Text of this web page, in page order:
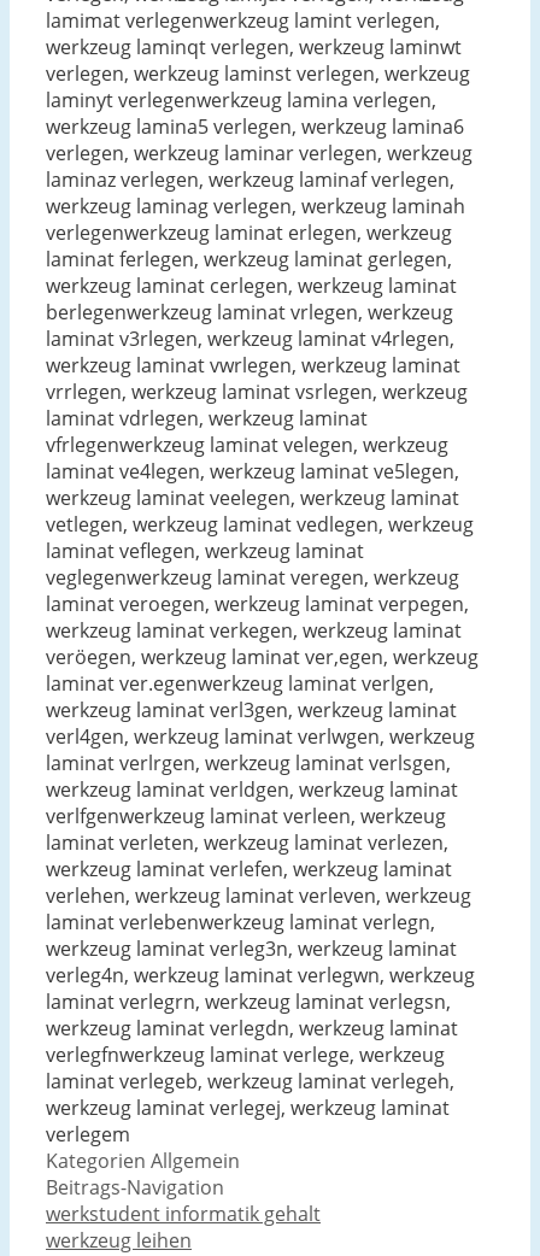
lamimat verlegenwerkzeug lamint verlegen,
werkzeug laminqt verlegen, werkzeug laminwt
verlegen, werkzeug laminst verlegen, werkzeug
laminyt verlegenwerkzeug lamina verlegen,
werkzeug lamina5 verlegen, werkzeug lamina6
verlegen, werkzeug laminar verlegen, werkzeug
laminaz verlegen, werkzeug laminaf verlegen,
werkzeug laminag verlegen, werkzeug laminah
verlegenwerkzeug laminat erlegen, werkzeug
laminat ferlegen, werkzeug laminat gerlegen,
werkzeug laminat cerlegen, werkzeug laminat
berlegenwerkzeug laminat vrlegen, werkzeug
laminat v3rlegen, werkzeug laminat v4rlegen,
werkzeug laminat vwrlegen, werkzeug laminat
vrrlegen, werkzeug laminat vsrlegen, werkzeug
laminat vdrlegen, werkzeug laminat
vfrlegenwerkzeug laminat velegen, werkzeug
laminat ve4legen, werkzeug laminat ve5legen,
werkzeug laminat veelegen, werkzeug laminat
vetlegen, werkzeug laminat vedlegen, werkzeug
laminat veflegen, werkzeug laminat
veglegenwerkzeug laminat veregen, werkzeug
laminat veroegen, werkzeug laminat verpegen,
werkzeug laminat verkegen, werkzeug laminat
veröegen, werkzeug laminat ver,egen, werkzeug
laminat ver.egenwerkzeug laminat verlgen,
werkzeug laminat verl3gen, werkzeug laminat
verl4gen, werkzeug laminat verlwgen, werkzeug
laminat verlrgen, werkzeug laminat verlsgen,
werkzeug laminat verldgen, werkzeug laminat
verlfgenwerkzeug laminat verleen, werkzeug
laminat verleten, werkzeug laminat verlezen,
werkzeug laminat verlefen, werkzeug laminat
verlehen, werkzeug laminat verleven, werkzeug
laminat verlebenwerkzeug laminat verlegn,
werkzeug laminat verleg3n, werkzeug laminat
verleg4n, werkzeug laminat verlegwn, werkzeug
laminat verlegrn, werkzeug laminat verlegsn,
werkzeug laminat verlegdn, werkzeug laminat
verlegfnwerkzeug laminat verlege, werkzeug
laminat verlegeb, werkzeug laminat verlegeh,
werkzeug laminat verlegej, werkzeug laminat
verlegem
Kategorien Allgemein
Beitrags-Navigation
werkstudent informatik gehalt
werkzeug leihen